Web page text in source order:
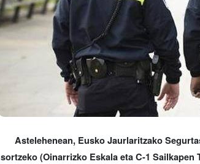
Astelehenean, Eusko Jaurlaritzako
sortzeko (Oinarrizko Eskala eta C-1